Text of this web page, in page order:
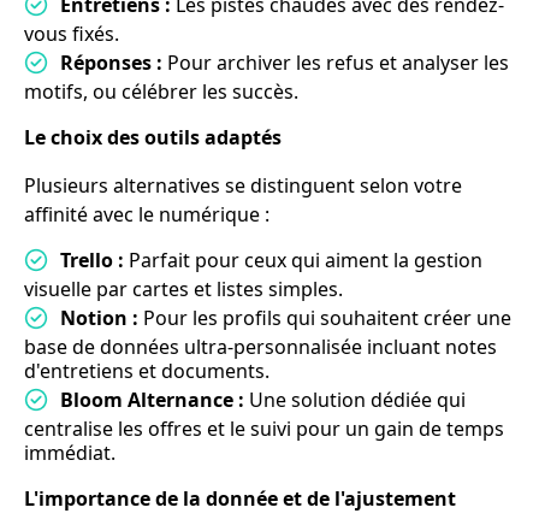
vous fixés.
Réponses : Pour archiver les refus et analyser les
motifs, ou célébrer les succès.
Le choix des outils adaptés
Plusieurs alternatives se distinguent selon votre
affinité avec le numérique :
Trello : Parfait pour ceux qui aiment la gestion
visuelle par cartes et listes simples.
Notion : Pour les profils qui souhaitent créer une
base de données ultra-personnalisée incluant notes
d'entretiens et documents.
Bloom Alternance : Une solution dédiée qui
centralise les offres et le suivi pour un gain de temps
immédiat.
L'importance de la donnée et de l'ajustement